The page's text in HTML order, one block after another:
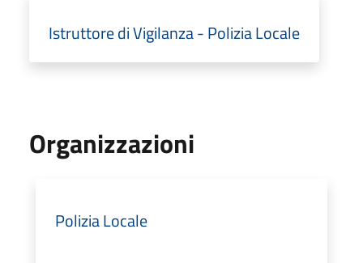
Istruttore di Vigilanza - Polizia Locale
Organizzazioni
Polizia Locale